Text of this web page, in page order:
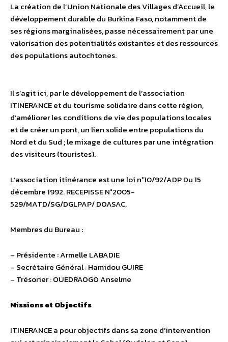
La création de l’Union Nationale des Villages d’Accueil, le
développement durable du Burkina Faso, notamment de
ses régions marginalisées, passe nécessairement par une
valorisation des potentialités existantes et des ressources
des populations autochtones.
Il s’agit ici, par le développement de l’association
ITINERANCE et du tourisme solidaire dans cette région,
d’améliorer les conditions de vie des populations locales
et de créer un pont, un lien solide entre populations du
Nord et du Sud ; le mixage de cultures par une intégration
des visiteurs (touristes).
L’association itinérance est une loi n°10/92/ADP Du 15
décembre 1992. RECEPISSE N°2005-
529/MATD/SG/DGLPAP/ DOASAC.
Membres du Bureau :
– Présidente : Armelle LABADIE
– Secrétaire Général : Hamidou GUIRE
– Trésorier : OUEDRAOGO Anselme
Missions et Objectifs
ITINERANCE a pour objectifs dans sa zone d’intervention